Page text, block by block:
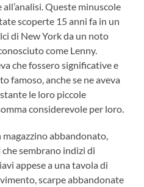
Queste minuscole
scoperte 15 anni fa in un
di New York da un noto
come Lenny.
che fossero significative e
famoso, anche se ne aveva
le loro piccole
considerevole per loro.
abbandonato,
sembrano indizi di
appese a una tavola di
scarpe abbandonate